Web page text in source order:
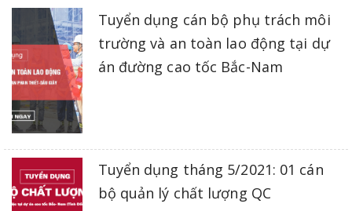
Tuyển dụng cán bộ phụ trách môi
trường và an toàn lao động tại dự
án đường cao tốc Bắc-Nam
Tuyển dụng tháng 5/2021: 01 cán
bộ quản lý chất lượng QC